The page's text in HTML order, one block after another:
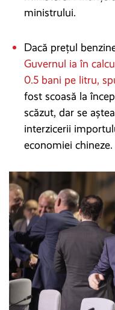
ministrului.
Dacă prețul
Guvernul ia în
0.5 bani pe litru,
fost scoasă la
scăzut, dar se
interzicerii
economiei chineze.